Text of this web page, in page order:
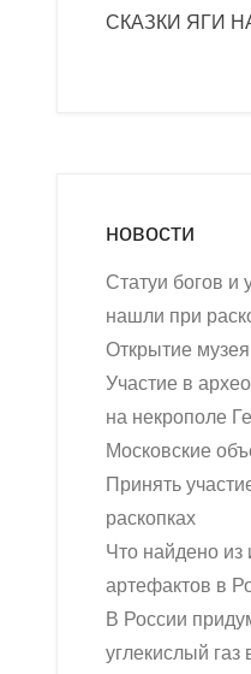
СКАЗКИ ЯГИ
новости
Статуи богов и
нашли при
Открытие
Участие в
на некрополе
Московские
Принять
раскопках
Что найдено из
артефактов в
В России
углекислый